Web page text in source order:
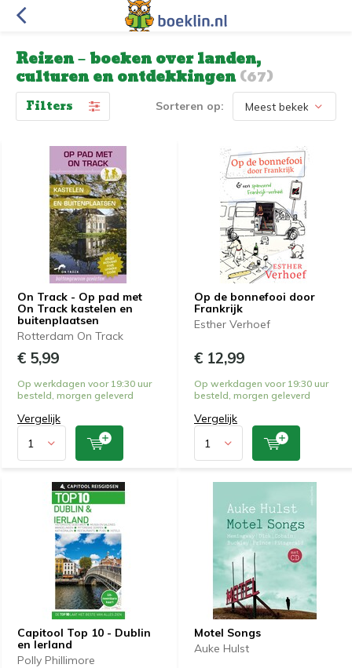
Reizen – boeken over landen,
culturen en ontdekkingen(67)
Filters Sorteren op:
On Track - Op pad met
On Track kastelen en
buitenplaatsen
Rotterdam On Track
€ 5,99
Op werkdagen voor 19:30 uur
besteld, morgen geleverd
Vergelijk
Op de bonnefooi door
Frankrijk
Esther Verhoef
€ 12,99
Op werkdagen voor 19:30 uur
besteld, morgen geleverd
Vergelijk
Capitool Top 10 - Dublin
en Ierland
Polly Phillimore
Motel Songs
Auke Hulst